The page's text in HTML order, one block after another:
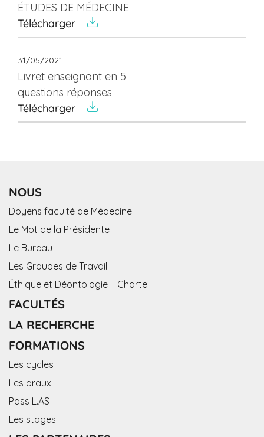
ÉTUDES DE MÉDECINE
Télécharger
31/05/2021
Livret enseignant en 5
questions réponses
Télécharger
NOUS
Doyens faculté de Médecine
Le Mot de la Présidente
Le Bureau
Les Groupes de Travail
Éthique et Déontologie – Charte
FACULTÉS
LA RECHERCHE
FORMATIONS
Les cycles
Les oraux
Pass L.AS
Les stages